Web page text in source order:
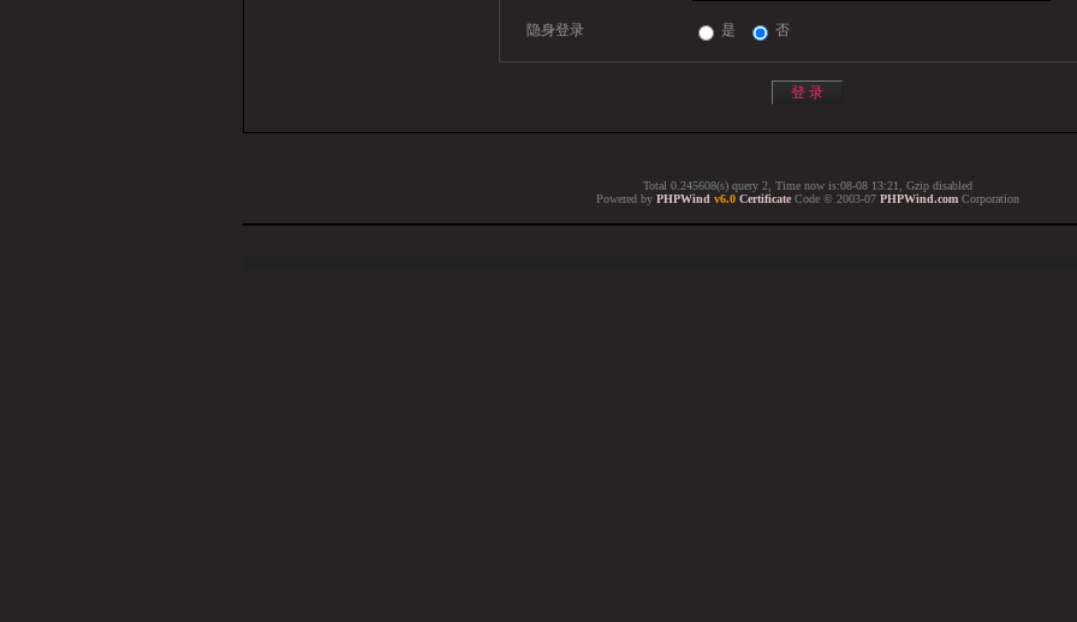
隐身登录 是 否
Total 0.245608(s) query 2, Time now is:08-08 13:21, Gzip disabled
Powered by PHPWind v6.0 Certificate Code © 2003-07 PHPWind.com Corporation